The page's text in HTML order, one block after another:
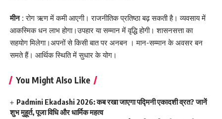
मीन : रोग ऋण में कमी आएगी। राजनीतिक प्रतिष्ठा बढ़ सकती है। व्यवसाय में
आकस्मिक धन लाभ होगा।उपहार या सम्मान में वृद्धि होगी। शासनसत्ता का
सहयोग मिलेगा।अपनों से किसी बात पर अनबन । मान-सम्मान के अवसर बन
समते हैं। आर्थिक स्थिति में सुधार के योग।
You Might Also Like
Padmini Ekadashi 2026: कब रखा जाएगा पद्मिनी एकादशी व्रत? जानें
शुभ मुहूर्त, पूजा विधि और धार्मिक महत्व